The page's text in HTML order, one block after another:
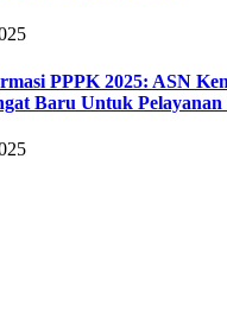
PPPK 2025: ASN
Baru Untuk